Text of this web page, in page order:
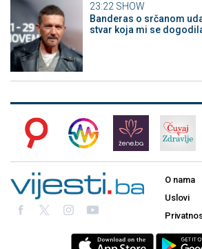
23:22 SHOW
Banderas o srčanom
stvar koja mi se
O nama
Uslovi